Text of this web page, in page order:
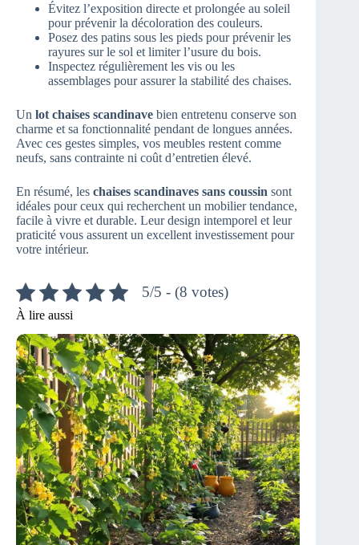
Évitez l’exposition directe et prolongée au soleil
pour prévenir la décoloration des couleurs.
Posez des patins sous les pieds pour prévenir les
rayures sur le sol et limiter l’usure du bois.
Inspectez régulièrement les vis ou les
assemblages pour assurer la stabilité des chaises.
Un lot chaises scandinave bien entretenu conserve son
charme et sa fonctionnalité pendant de longues années.
Avec ces gestes simples, vos meubles restent comme
neufs, sans contrainte ni coût d’entretien élevé.
En résumé, les chaises scandinaves sans coussin sont
idéales pour ceux qui recherchent un mobilier tendance,
facile à vivre et durable. Leur design intemporel et leur
praticité vous assurent un excellent investissement pour
votre intérieur.
5/5 - (8 votes)
À lire aussi